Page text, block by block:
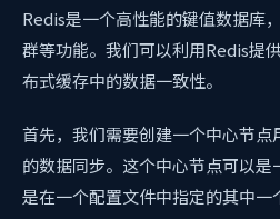
Redis是一个高性能的键值数据库
群等功能。我们可以利用Redis提
布式缓存中的数据一致性。
首先，我们需要创建一个中心节
的数据同步。这个中心节点可以
是在一个配置文件中指定的其中一